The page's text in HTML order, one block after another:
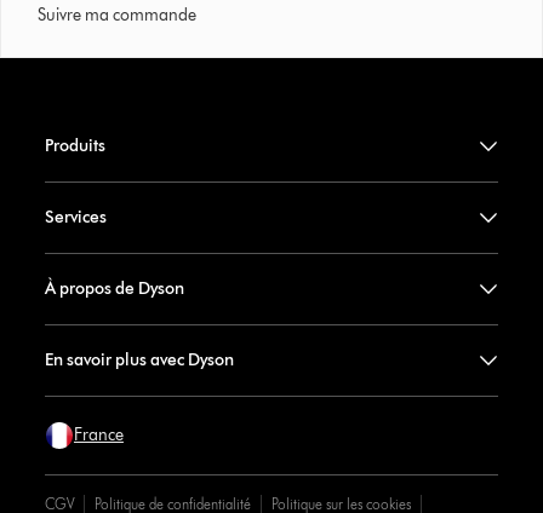
Suivre ma commande
Produits
Services
À propos de Dyson
En savoir plus avec Dyson
France
CGV Politique de confidentialité Politique sur les cookies